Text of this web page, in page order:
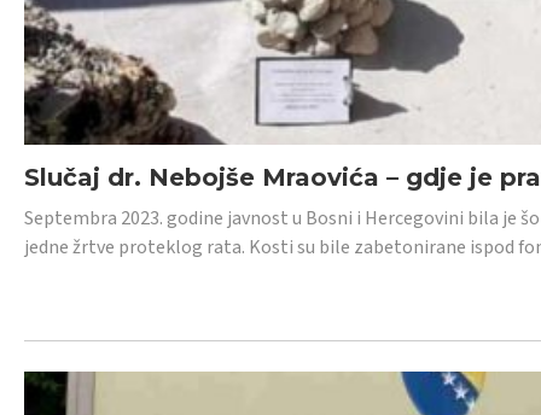
Slučaj dr. Nebojše Mraovića – gdje je
Septembra 2023. godine javnost u Bosni i Hercegovini bila je
jedne žrtve proteklog rata. Kosti su bile zabetonirane ispod